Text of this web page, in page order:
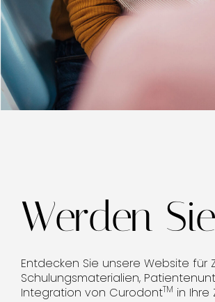
Werden
Entdecken Sie unsere Website für
Schulungsmaterialien,
Integration von CurodontTM in Ihre